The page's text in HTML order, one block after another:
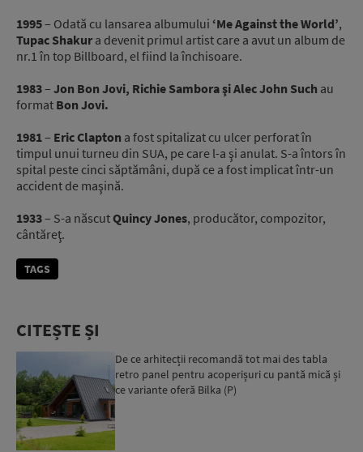
1995– Odată cu lansarea albumului ‘Me Against the World’,
Tupac Shakura devenit primul artist care a avut un album de
nr.1 în top Billboard, el fiind la închisoare.
1983– Jon Bon Jovi, Richie Sambora şi Alec John Such au
format Bon Jovi.
1981– Eric Clapton a fost spitalizat cu ulcer perforat în
timpul unui turneu din SUA, pe care l-a şi anulat. S-a întors în
spital peste cinci săptămâni, după ce a fost implicat într-un
accident de maşină.
1933– S-a născut Quincy Jones, producător, compozitor,
cântăreţ.
TAGS
CITEȘTE ȘI
De ce arhitecții recomandă tot mai des tabla
retro panel pentru acoperișuri cu pantă mică și
ce variante oferă Bilka (P)